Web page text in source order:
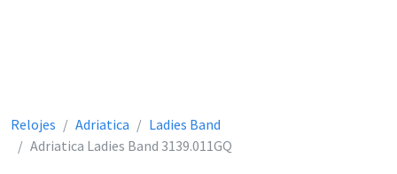
Relojes Adriatica
Ladies Band
Adriatica Ladies Band 3139.011GQ